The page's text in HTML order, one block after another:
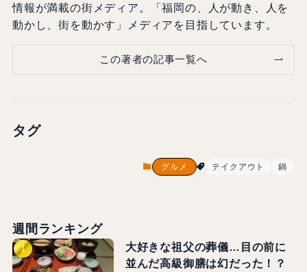
情報が満載の街メディア。「福岡の、人が動き、人を
動かし、街を動かす」メディアを目指しています。
この著者の記事一覧へ
タグ
グルメ テイクアウト 鍋
週間ランキング
大好きな祖父の葬儀…目の前に
並んだ高級御膳は幻だった！？